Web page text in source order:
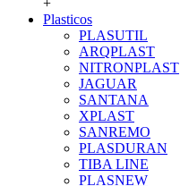
+
Plasticos
PLASUTIL
ARQPLAST
NITRONPLAST
JAGUAR
SANTANA
XPLAST
SANREMO
PLASDURAN
TIBA LINE
PLASNEW